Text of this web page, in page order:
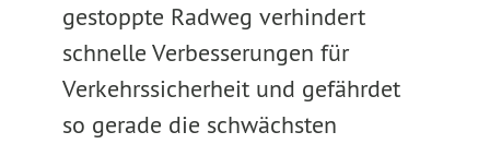
gestoppte Radweg verhindert
schnelle Verbesserungen für
Verkehrssicherheit und gefährdet
so gerade die schwächsten